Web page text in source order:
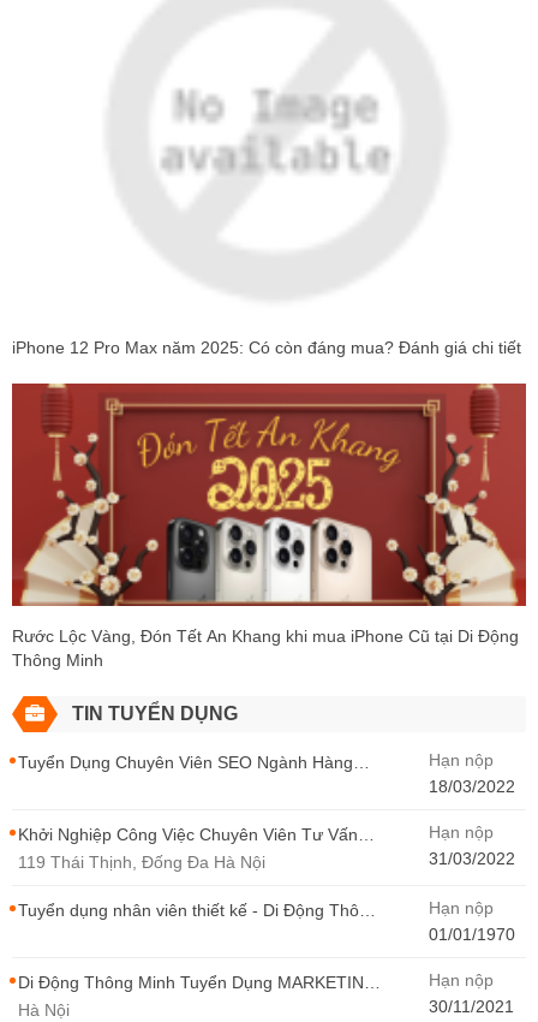
iPhone 12 Pro Max năm 2025: Có còn đáng mua? Đánh giá chi tiết
Rước Lộc Vàng, Đón Tết An Khang khi mua iPhone Cũ tại Di Động
Thông Minh
TIN TUYỂN DỤNG
Tuyển Dụng Chuyên Viên SEO Ngành Hàng
Hạn nộp
18/03/2022
Khởi Nghiệp Công Việc Chuyên Viên Tư Vấn
Bán Hàng Di Động Thông Minh
119 Thái Thịnh, Đống Đa Hà Nội
Hạn nộp
31/03/2022
Tuyển dụng nhân viên thiết kế - Di Động Thông
Hạn nộp
01/01/1970
Di Động Thông Minh Tuyển Dụng MARKETING
- CONTENT WIRITER
Hà Nội
Hạn nộp
30/11/2021